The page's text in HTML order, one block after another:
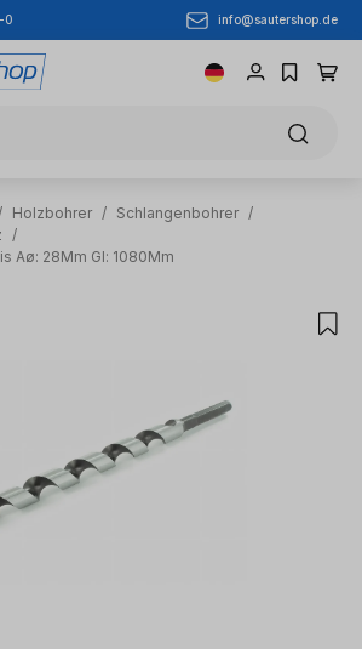
0 info@sautershop.de
/ Holzbohrer / Schlangenbohrer /
/
Aø: 28Mm Gl: 1080Mm